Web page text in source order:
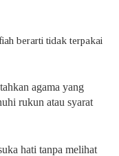
berarti tidak terpakai
agama yang
rukun atau syarat
hati tanpa melihat